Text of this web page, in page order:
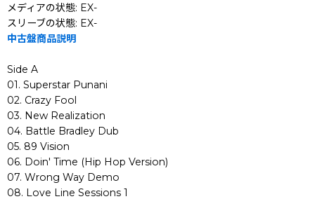
メディアの状態: EX-
スリーブの状態: EX-
中古盤商品説明
Side A
01. Superstar Punani
02. Crazy Fool
03. New Realization
04. Battle Bradley Dub
05. 89 Vision
06. Doin' Time (Hip Hop Version)
07. Wrong Way Demo
08. Love Line Sessions 1